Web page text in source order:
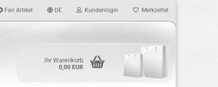
Fan Artikel DE Kundenlogin Merkzettel
Ihr Warenkorb
0,00 EUR